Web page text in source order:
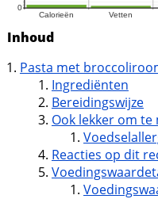
Inhoud
Pasta met
Ingrediënten
Bereidingswijze
Ook lekker om te
Reacties op dit